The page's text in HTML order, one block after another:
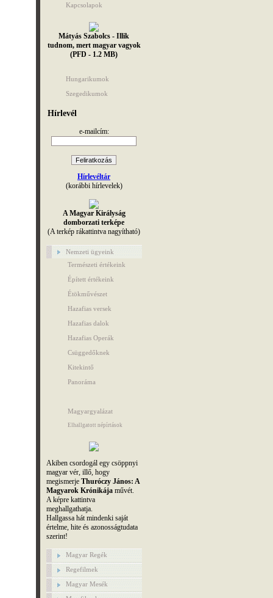
Kapcsolapok
Mátyás Szabolcs - Illik
tudnom, mert magyar vagyok
(PFD - 1.2 MB)
Hungarikumok
Szegedikumok
Hírlevél
e-mailcím:
Hírlevéltár
(korábbi hírlevelek)
A Magyar Királyság
domborzati terképe
(A terkép rákattintva nagyítható)
Nemzeti ügyeink
Természeti értékeink
Épített értékeink
Étökművészet
Hazafias versek
Hazafias dalok
Hazafias Operák
Csüggedőknek
Kitekintő
Panoráma
Magyargyalázat
Elhallgatott népírtások
Akiben csordogál egy csöppnyi
magyar vér, illő, hogy
megismerje Thuróczy János: A
Magyarok Krónikájaművét.
A képre kattintva
meghallgathatja.
Hallgassa hát mindenki saját
értelme, hite és azonosságtudata
szerint!
Magyar Regék
Regefilmek
Magyar Mesék